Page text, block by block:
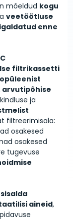
mõeldud kogu
veetöötluse
enne
filtrikassetti
arvutipõhise
ja
filtreerimisala:
osakesed
osakesed
tugevuse
aineid,